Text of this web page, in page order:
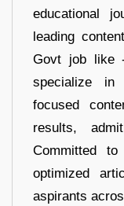
educational
leading
Govt job like
specialize in
focused
results,
Committed to
optimized
aspirants